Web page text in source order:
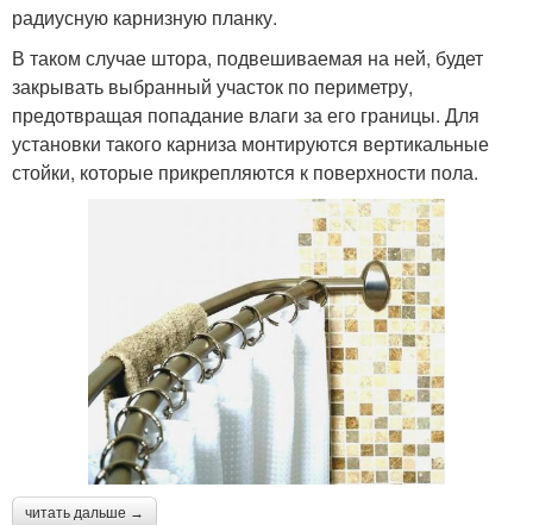
радиусную карнизную планку.
В таком случае штора, подвешиваемая на ней, будет
закрывать выбранный участок по периметру,
предотвращая попадание влаги за его границы. Для
установки такого карниза монтируются вертикальные
стойки, которые прикрепляются к поверхности пола.
читать дальше →